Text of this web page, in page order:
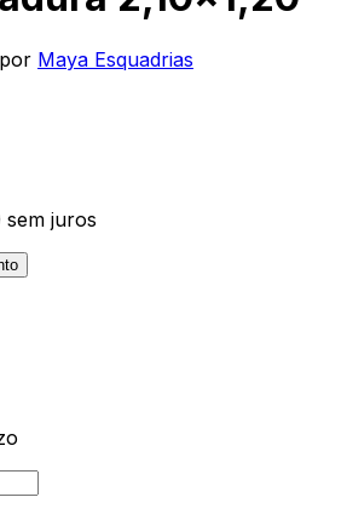
Maya Esquadrias
sem juros